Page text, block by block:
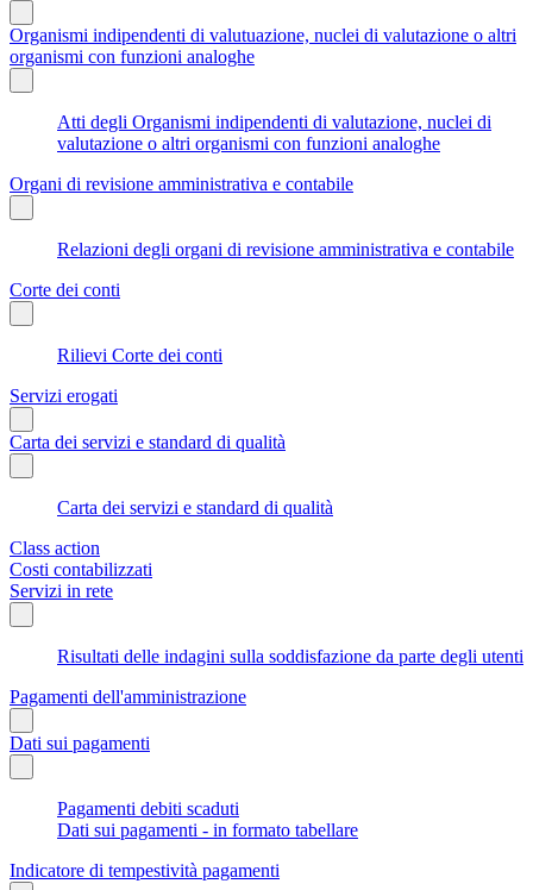
Organismi indipendenti di valutuazione, nuclei di valutazione o altri
organismi con funzioni analoghe
Atti degli Organismi indipendenti di valutazione, nuclei di
valutazione o altri organismi con funzioni analoghe
Organi di revisione amministrativa e contabile
Relazioni degli organi di revisione amministrativa e contabile
Corte dei conti
Rilievi Corte dei conti
Servizi erogati
Carta dei servizi e standard di qualità
Carta dei servizi e standard di qualità
Class action
Costi contabilizzati
Servizi in rete
Risultati delle indagini sulla soddisfazione da parte degli utenti
Pagamenti dell'amministrazione
Dati sui pagamenti
Pagamenti debiti scaduti
Dati sui pagamenti - in formato tabellare
Indicatore di tempestività pagamenti